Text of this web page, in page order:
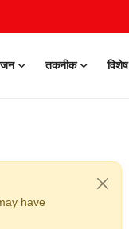
तकनीक विशेष
have